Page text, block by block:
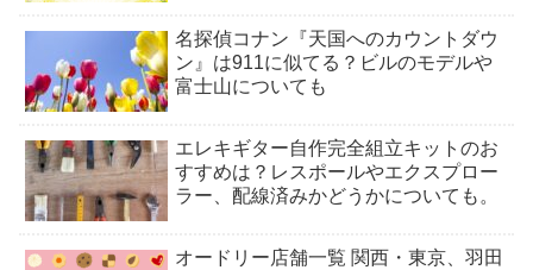
名探偵コナン『天国へのカウントダウ
ン』は911に似てる？ビルのモデルや
富士山についても
エレキギター自作完全組立キットのお
すすめは？レスポールやエクスプロー
ラー、配線済みかどうかについても。
オードリー店舗一覧 関西・東京、羽田